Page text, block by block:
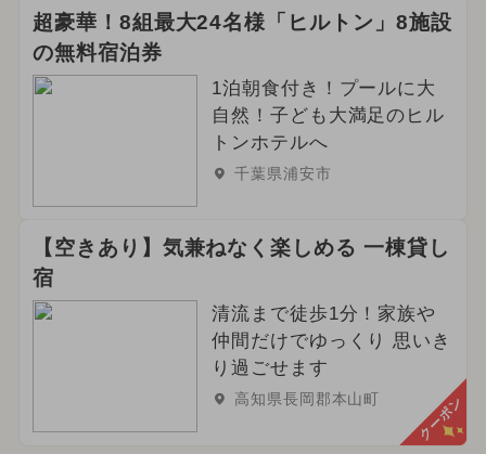
超豪華！8組最大24名様「ヒルトン」8施設
の無料宿泊券
1泊朝食付き！プールに大
自然！子ども大満足のヒル
トンホテルへ
千葉県浦安市
【空きあり】気兼ねなく楽しめる 一棟貸し
宿
清流まで徒歩1分！家族や
仲間だけでゆっくり 思いき
り過ごせます
高知県長岡郡本山町 クーポン